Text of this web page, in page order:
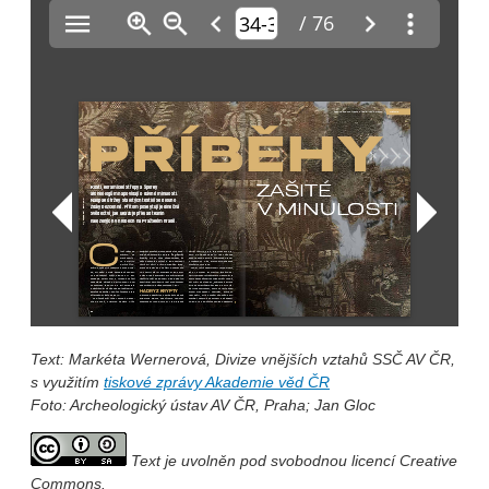
Text: Markéta Wernerová, Divize vnějších vztahů SSČ AV ČR,
s využitím tiskové zprávy Akademie věd ČR
Foto: Archeologický ústav AV ČR, Praha; Jan Gloc
Text je uvolněn pod svobodnou licencí Creative
Commons.